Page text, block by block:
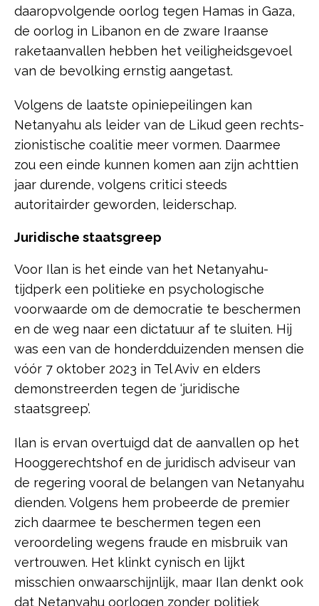
daaropvolgende oorlog tegen Hamas in Gaza,
de oorlog in Libanon en de zware Iraanse
raketaanvallen hebben het veiligheidsgevoel
van de bevolking ernstig aangetast.
Volgens de laatste opiniepeilingen kan
Netanyahu als leider van de Likud geen rechts-
zionistische coalitie meer vormen. Daarmee
zou een einde kunnen komen aan zijn achttien
jaar durende, volgens critici steeds
autoritairder geworden, leiderschap.
Juridische staatsgreep
Voor Ilan is het einde van het Netanyahu-
tijdperk een politieke en psychologische
voorwaarde om de democratie te beschermen
en de weg naar een dictatuur af te sluiten. Hij
was een van de honderdduizenden mensen die
vóór 7 oktober 2023 in Tel Aviv en elders
demonstreerden tegen de ‘juridische
staatsgreep’.
Ilan is ervan overtuigd dat de aanvallen op het
Hooggerechtshof en de juridisch adviseur van
de regering vooral de belangen van Netanyahu
dienden. Volgens hem probeerde de premier
zich daarmee te beschermen tegen een
veroordeling wegens fraude en misbruik van
vertrouwen. Het klinkt cynisch en lijkt
misschien onwaarschijnlijk, maar Ilan denkt ook
dat Netanyahu oorlogen zonder politiek